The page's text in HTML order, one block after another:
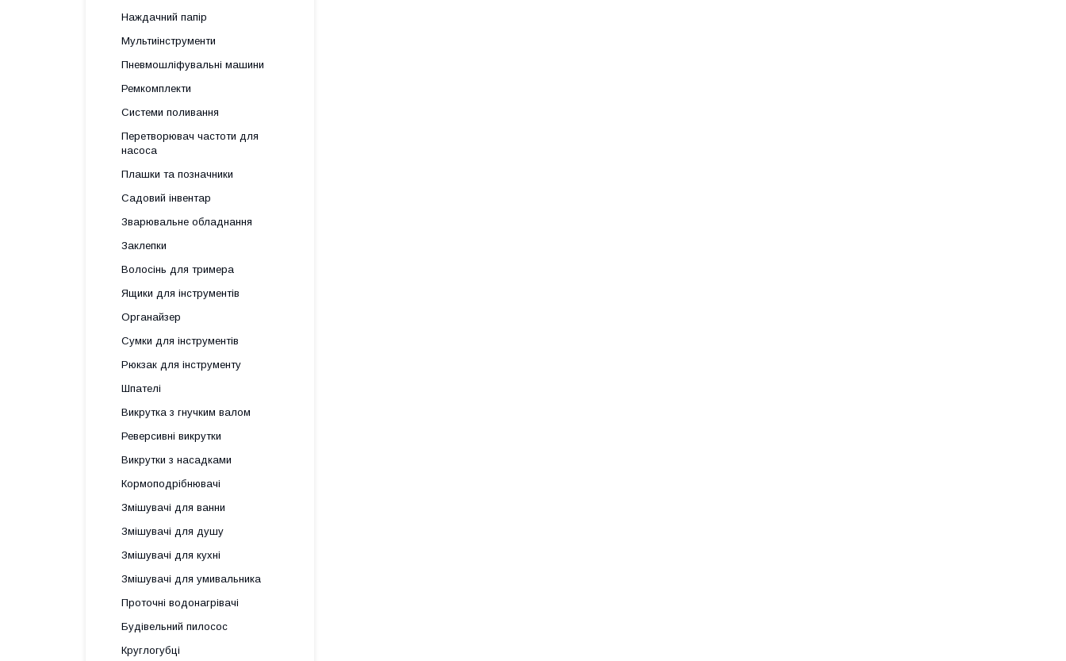
Наждачний папір
Мультиінструменти
Пневмошліфувальні машини
Ремкомплекти
Системи поливання
Перетворювач частоти для
насоса
Плашки та позначники
Садовий інвентар
Зварювальне обладнання
Заклепки
Волосінь для тримера
Ящики для інструментів
Органайзер
Сумки для інструментів
Рюкзак для інструменту
Шпателі
Викрутка з гнучким валом
Реверсивні викрутки
Викрутки з насадками
Кормоподрібнювачі
Змішувачі для ванни
Змішувачі для душу
Змішувачі для кухні
Змішувачі для умивальника
Проточні водонагрівачі
Будівельний пилосос
Круглогубці